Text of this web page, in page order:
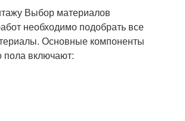
Выбор материалов
необходимо подобрать все
Основные компоненты
пола включают: